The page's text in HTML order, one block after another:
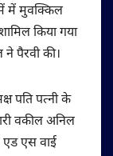
में मुवक्किल
किया गया
पैरवी की।
पति पत्नी के
वकील अनिल
एड एस वाई